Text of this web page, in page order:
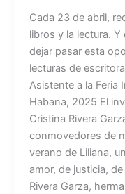
Cada 23 de abril,
libros y la lectura.
dejar pasar esta
lecturas de
Asistente a la Feria
Habana, 2025 El
Cristina Rivera
conmovedores de
verano de Liliana,
amor, de justicia,
Rivera Garza,